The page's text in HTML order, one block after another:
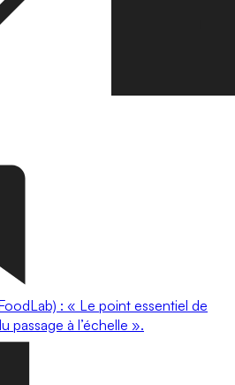
: « Le point essentiel de
passage à l’échelle ».